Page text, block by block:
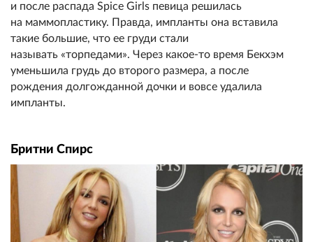
и после распада Spice Girls певица решилась
на маммопластику. Правда, импланты она вставила
такие большие, что ее груди стали
называть «торпедами». Через какое-то время Бекхэм
уменьшила грудь до второго размера, а после
рождения долгожданной дочки и вовсе удалила
импланты.
Бритни Спирс